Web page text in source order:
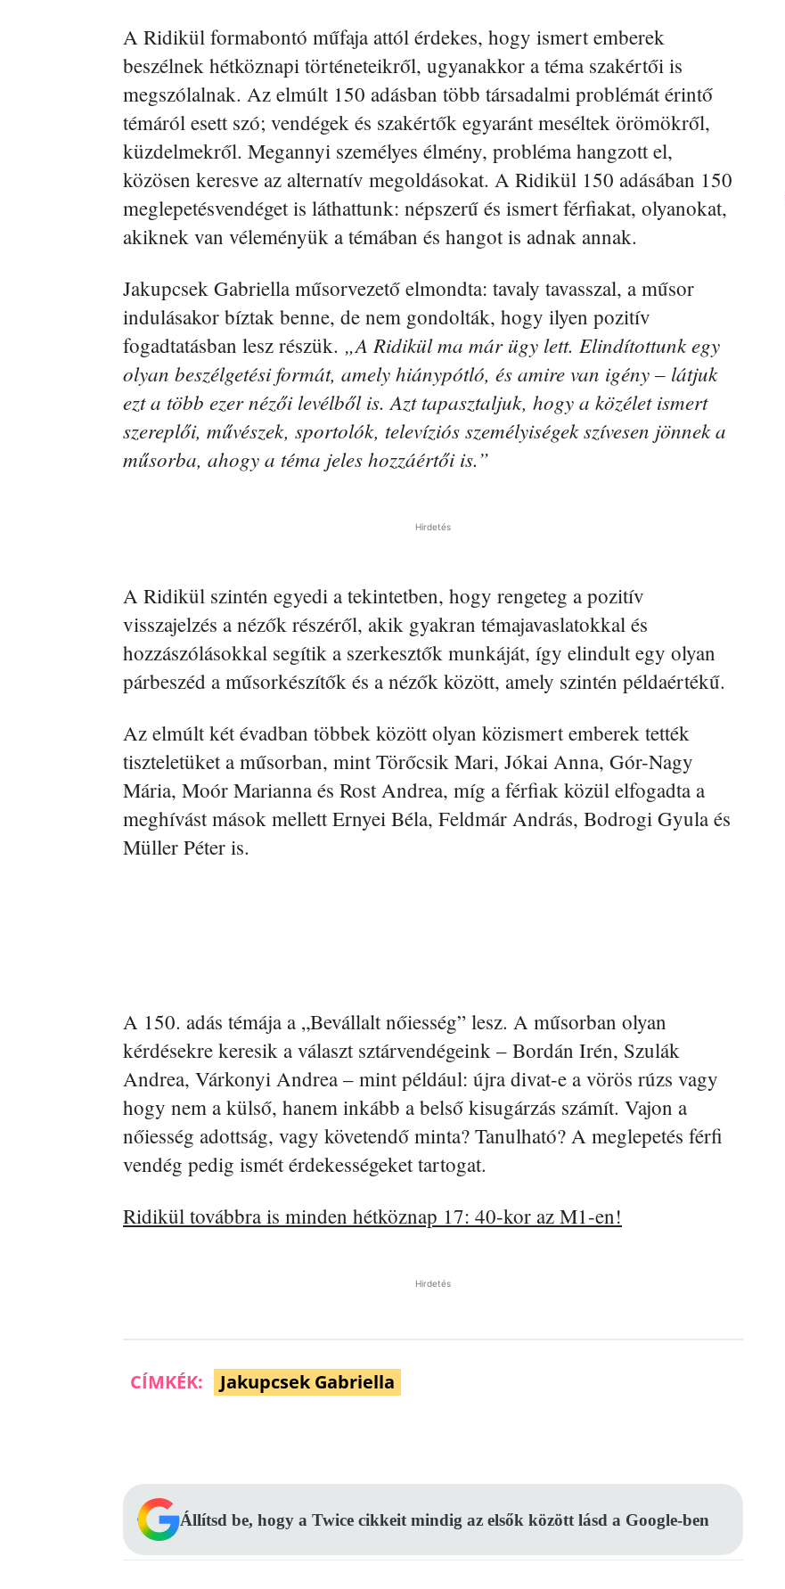
A Ridikül formabontó műfaja attól érdekes, hogy ismert emberek
beszélnek hétköznapi történeteikről, ugyanakkor a téma szakértői is
megszólalnak. Az elmúlt 150 adásban több társadalmi problémát érintő
témáról esett szó; vendégek és szakértők egyaránt meséltek örömökről,
küzdelmekről. Megannyi személyes élmény, probléma hangzott el,
közösen keresve az alternatív megoldásokat. A Ridikül 150 adásában 150
meglepetésvendéget is láthattunk: népszerű és ismert férfiakat, olyanokat,
akiknek van véleményük a témában és hangot is adnak annak.
Jakupcsek Gabriella műsorvezető elmondta: tavaly tavasszal, a műsor
indulásakor bíztak benne, de nem gondolták, hogy ilyen pozitív
fogadtatásban lesz részük. „A Ridikül ma már ügy lett. Elindítottunk egy
olyan beszélgetési formát, amely hiánypótló, és amire van igény – látjuk
ezt a több ezer nézői levélből is. Azt tapasztaljuk, hogy a közélet ismert
szereplői, művészek, sportolók, televíziós személyiségek szívesen jönnek a
műsorba, ahogy a téma jeles hozzáértői is.”
Hirdetés
A Ridikül szintén egyedi a tekintetben, hogy rengeteg a pozitív
visszajelzés a nézők részéről, akik gyakran témajavaslatokkal és
hozzászólásokkal segítik a szerkesztők munkáját, így elindult egy olyan
párbeszéd a műsorkészítők és a nézők között, amely szintén példaértékű.
Az elmúlt két évadban többek között olyan közismert emberek tették
tiszteletüket a műsorban, mint Törőcsik Mari, Jókai Anna, Gór-Nagy
Mária, Moór Marianna és Rost Andrea, míg a férfiak közül elfogadta a
meghívást mások mellett Ernyei Béla, Feldmár András, Bodrogi Gyula és
Müller Péter is.
A 150. adás témája a „Bevállalt nőiesség” lesz. A műsorban olyan
kérdésekre keresik a választ sztárvendégeink – Bordán Irén, Szulák
Andrea, Várkonyi Andrea – mint például: újra divat-e a vörös rúzs vagy
hogy nem a külső, hanem inkább a belső kisugárzás számít. Vajon a
nőiesség adottság, vagy követendő minta? Tanulható? A meglepetés férfi
vendég pedig ismét érdekességeket tartogat.
Ridikül továbbra is minden hétköznap 17: 40-kor az M1-en!
Hirdetés
CÍMKÉK: Jakupcsek Gabriella
Állítsd be, hogy a Twice cikkeit mindig az elsők között lásd a Google-ben